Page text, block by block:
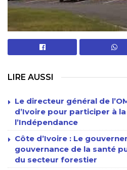
LIRE AUSSI
Le directeur général de
d’Ivoire pour participer à
l’Indépendance
Côte d’Ivoire : Le
gouvernance de la santé
du secteur forestier